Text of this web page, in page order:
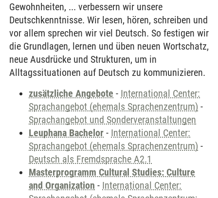
Gewohnheiten, ... verbessern wir unsere
Deutschkenntnisse. Wir lesen, hören, schreiben und
vor allem sprechen wir viel Deutsch. So festigen wir
die Grundlagen, lernen und üben neuen Wortschatz,
neue Ausdrücke und Strukturen, um in
Alltagssituationen auf Deutsch zu kommunizieren.
zusätzliche Angebote - International Center:
Sprachangebot (ehemals Sprachenzentrum) -
Sprachangebot und Sonderveranstaltungen
Leuphana Bachelor - International Center:
Sprachangebot (ehemals Sprachenzentrum) -
Deutsch als Fremdsprache A2.1
Masterprogramm Cultural Studies: Culture
and Organization - International Center: